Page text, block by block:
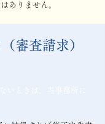
ありません。
審査請求）